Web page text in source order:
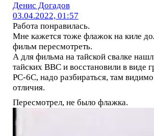
Денис Догадов
03.04.2022, 01:57
Работа понравилась.
Мне кажется тоже флажок на киле
фильм пересмотреть.
А для фильма на тайской свалке
тайских ВВС и восстановили в виде
РС-6С, надо разбираться, там
отличия.
Пересмотрел, не было флажка.